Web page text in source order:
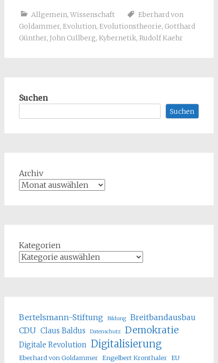
Allgemein, Wissenschaft
Eberhard von
Goldammer, Evolution, Evolutionstheorie, Gotthard
Günther, John Cullberg, Kybernetik, Rudolf Kaehr
Suchen
Suchen
Archiv
Kategorien
Bertelsmann-Stiftung Bildung
Breitbandausbau
CDU Claus Baldus Datenschutz Demokratie
Digitale Revolution Digitalisierung
Eberhard von Goldammer Engelbert Kronthaler EU